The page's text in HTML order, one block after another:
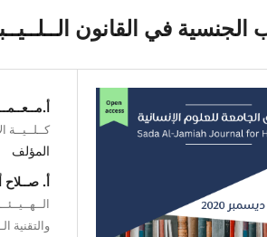
في القانون
كــلــيــة
المؤلف
أ. صــلاح
والتقنية